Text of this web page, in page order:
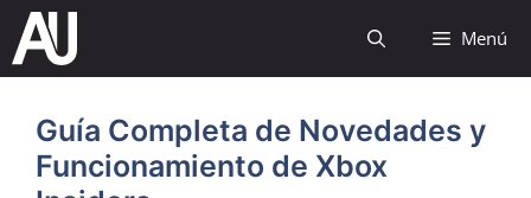
Saltar
contenido
Menú
Guía Completa de Novedades y
Funcionamiento de Xbox